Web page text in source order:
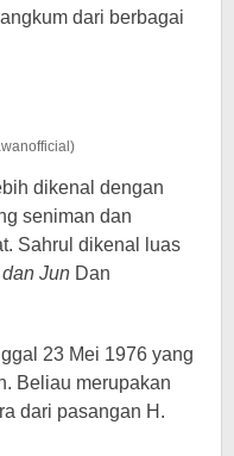
dari berbagai
dikenal dengan
seniman dan
Sahrul dikenal luas
Jun Dan
23 Mei 1976 yang
Beliau merupakan
dari pasangan H.